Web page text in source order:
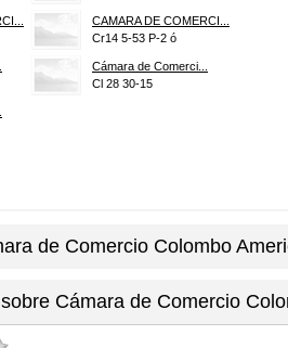
CAMARA DE COMERCI...
Cr14 5-53 P-2 ó
Cámara de Comerci...
Cl 28 30-15
de Comercio Colombo
Cámara de Comercio